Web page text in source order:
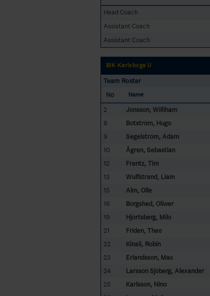
Head Coach
Assistant Coach
Assistant Coach
BIK Karlskoga U
Team Roster
No
Name
2 Jonsson, Williham
8
Botström, Hugo
9
Segelström, Adam
10
Ågren, Sebastian
12
Frentz, Tim
13
Wulfstrand, Liam
15
Alm, Olle
16
Borgshed, Oliwer
19
Hjortsberg, Milo
21
Fridèn, Theo
22
Kinali, Robin
23
Erlandsson, Max
24
Larsson Sjöberg, Alexander
25
Karlsson, Nino